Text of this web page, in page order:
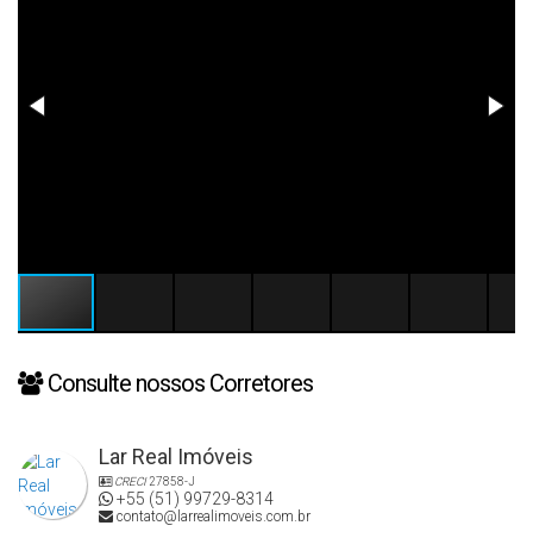
Consulte nossos Corretores
Lar Real Imóveis
CRECI27858-J
+55 (51) 99729-8314
contato@larrealimoveis.com.br